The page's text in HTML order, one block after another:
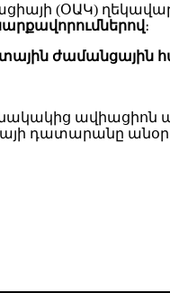
(ՕԱԿ)
։
ժամանցային
ավիացիոն
դատարանը